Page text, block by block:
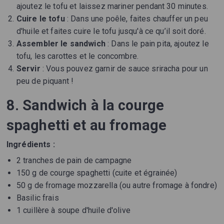
ajoutez le tofu et laissez mariner pendant 30 minutes.
Cuire le tofu: Dans une poêle, faites chauffer un peu
d'huile et faites cuire le tofu jusqu'à ce qu’il soit doré.
Assembler le sandwich: Dans le pain pita, ajoutez le
tofu, les carottes et le concombre.
Servir : Vous pouvez garnir de sauce sriracha pour un
peu de piquant !
8. Sandwich à la courge
spaghetti et au fromage
Ingrédients :
2 tranches de pain de campagne
150 g de courge spaghetti (cuite et égrainée)
50 g de fromage mozzarella (ou autre fromage à fondre)
Basilic frais
1 cuillère à soupe d'huile d'olive